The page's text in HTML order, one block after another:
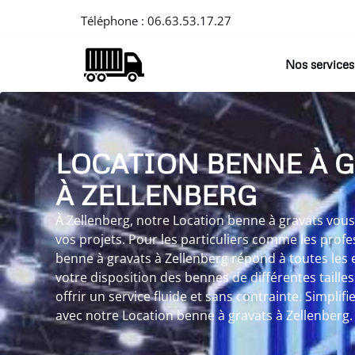
Téléphone : 06.63.53.17.27
Nos services
LOCATION BENNE À
À ZELLENBERG
À Zellenberg, notre Location benne à gravats
vos projets. Pour les particuliers comme les
benne à gravats à Zellenberg répond à toutes les
votre disposition des bennes de différentes
offrir un service fluide et sans contrainte.
avec notre Location benne à gravats à Zellenberg.